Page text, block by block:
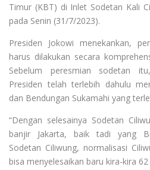
Timur (KBT) di Inlet Sodetan Kali
pada Senin (31/7/2023).
Presiden Jokowi menekankan,
harus dilakukan secara
Sebelum peresmian sodetan
Presiden telah terlebih dahulu
dan Bendungan Sukamahi yang
“Dengan selesainya Sodetan
banjir Jakarta, baik tadi yang
Sodetan Ciliwung, normalisasi
bisa menyelesaikan baru kira-kira